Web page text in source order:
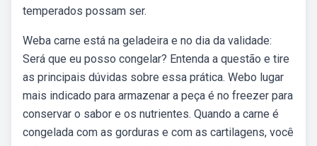
temperados possam ser.
Weba carne está na geladeira e no dia da validade:
Será que eu posso congelar? Entenda a questão e tire
as principais dúvidas sobre essa prática. Webo lugar
mais indicado para armazenar a peça é no freezer para
conservar o sabor e os nutrientes. Quando a carne é
congelada com as gorduras e com as cartilagens, você